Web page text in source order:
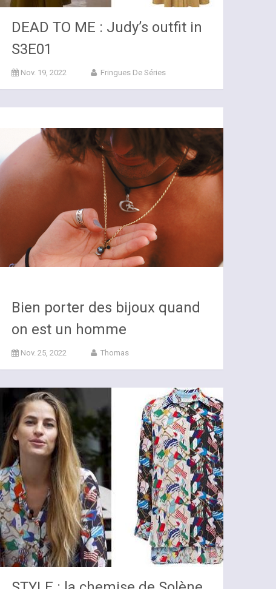
DEAD TO ME : Judy’s outfit in
S3E01
Nov. 19, 2022 Fringues De Séries
Bien porter des bijoux quand
on est un homme
Nov. 25, 2022 Thomas